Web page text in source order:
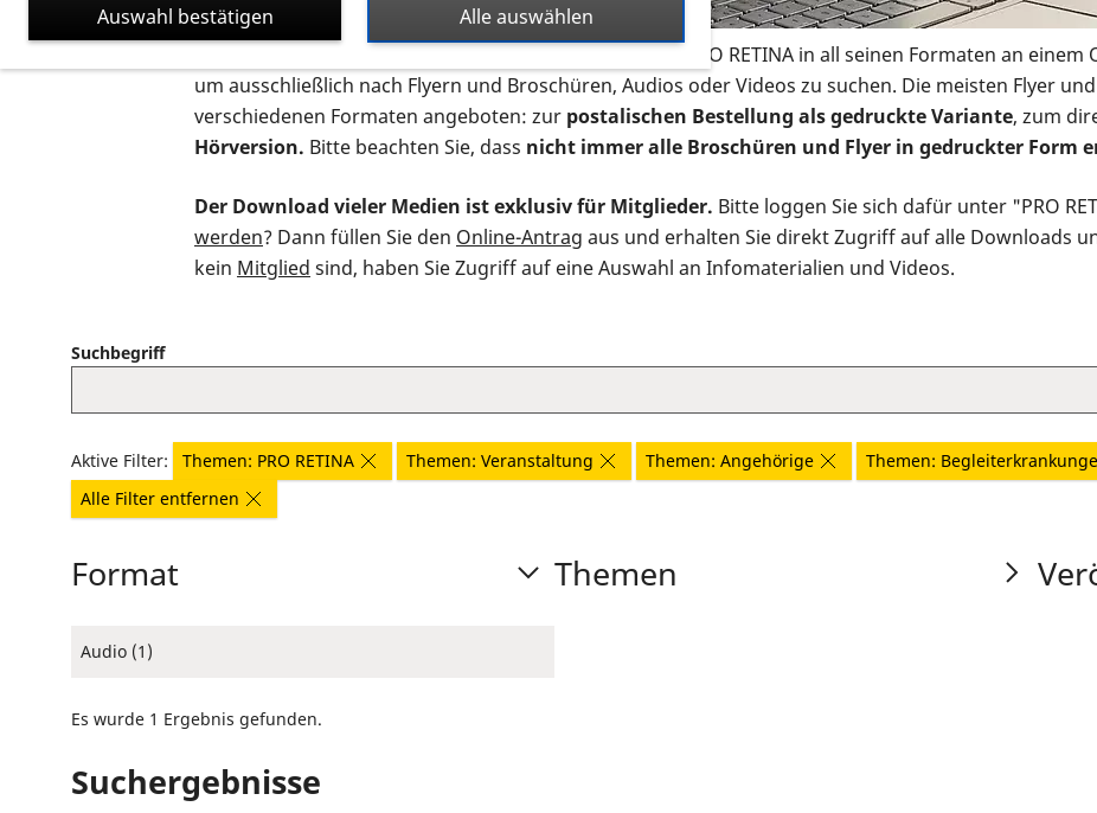
Auf dieser Seite finden Sie sämtliches Infomaterial der PRO RETINA in all seinen Formaten an
um ausschließlich nach Flyern und Broschüren, Audios oder Videos zu suchen. Die meisten Flyer
verschiedenen Formaten angeboten: zur postalischen Bestellung als gedruckte Variante, zum
Hörversion. Bitte beachten Sie, dass nicht immer alle Broschüren und Flyer in gedruckter Form
Der Download vieler Medien ist exklusiv für Mitglieder. Bitte loggen Sie sich dafür unter "PRO
werden? Dann füllen Sie den Online-Antrag aus und erhalten Sie direkt Zugriff auf alle Downloads
kein Mitglied sind, haben Sie Zugriff auf eine Auswahl an Infomaterialien und Videos.
Suchbegriff
Aktive Filter: Themen: PRO RETINA Themen: Veranstaltung Themen: Angehörige Themen:
Alle Filter entfernen
Format
Audio (1)
Themen
Es wurde 1 Ergebnis gefunden.
Suchergebnisse
Alle auswählen
Auswahl bestätigen